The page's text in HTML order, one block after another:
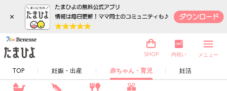
×
TOP 妊娠・出産 赤ちゃん・育児 妊活
SHOP 内祝い メニュー